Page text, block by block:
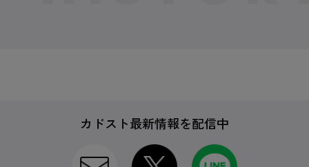
カドスト最新情報を配信中